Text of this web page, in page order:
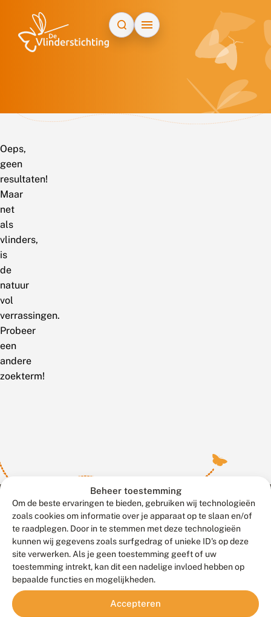
Beheer toestemming
Om de beste ervaringen te bieden, gebruiken wij technologieën
zoals cookies om informatie over je apparaat op te slaan en/of
te raadplegen. Door in te stemmen met deze technologieën
kunnen wij gegevens zoals surfgedrag of unieke ID's op deze
site verwerken. Als je geen toestemming geeft of uw
toestemming intrekt, kan dit een nadelige invloed hebben op
bepaalde functies en mogelijkheden.
Accepteren
Oeps,
geen
resultaten!
Maar
net
als
vlinders,
is
de
natuur
vol
verrassingen.
Probeer
een
andere
zoekterm!
Contact
Veelgestelde vragen
Meld waarnemingen© 2026 Vlinderstichting
Duurzaam ontwikkeld door
Go2People
, ontworpen door
Blue Field Agency
Privacy
Disclaimer
Sitemap